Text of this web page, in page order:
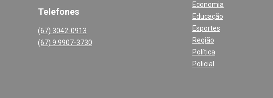
Telefones
(67) 3042-0913
(67) 9 9907-3730
Economia
Educação
Esportes
Região
Política
Policial